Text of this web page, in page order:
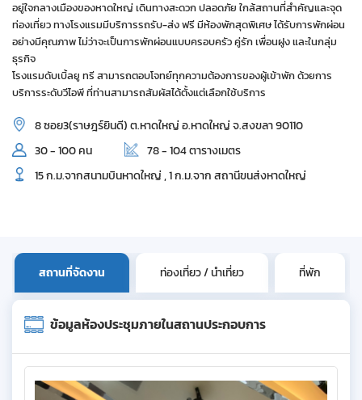
อยู่ใจกลางเมืองของหาดใหญ่ เดินทางสะดวก ปลอดภัย ใกล้สถานที่สำคัญและจุด
ท่องเที่ยว ทางโรงแรมมีบริการรถรับ-ส่ง ฟรี มีห้องพักสุดพิเศษ ได้รับการพักผ่อน
อย่างมีคุณภาพ ไม่ว่าจะเป็นการพักผ่อนแบบครอบครัว คู่รัก เพื่อนฝูง และในกลุ่ม
ธุรกิจ
โรงแรมดับเบิ้ลยู ทรี สามารถตอบโจทย์ทุกความต้องการของผู้เข้าพัก ด้วยการ
บริการระดับวีไอพี ที่ท่านสามารถสัมผัสได้ตั้งแต่เลือกใช้บริการ
8 ซอย3(ราษฎร์ยินดี) ต.หาดใหญ่ อ.หาดใหญ่ จ.สงขลา 90110
30 - 100 คน
78 - 104 ตารางเมตร
15 ก.ม.จากสนามบินหาดใหญ่ , 1 ก.ม.จาก สถานีขนส่งหาดใหญ่
สถานที่จัดงาน ท่องเที่ยว / นำเที่ยว ที่พัก
ข้อมูลห้องประชุมภายในสถานประกอบการ